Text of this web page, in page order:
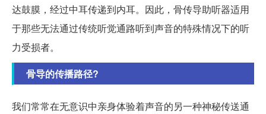
达鼓膜，经过中耳传递到内耳。因此，骨传导助听器适用
于那些无法通过传统听觉通路听到声音的特殊情况下的听
力受损者。
骨导的传播路径?
我们常常在无意识中亲身体验着声音的另一种神秘传送通